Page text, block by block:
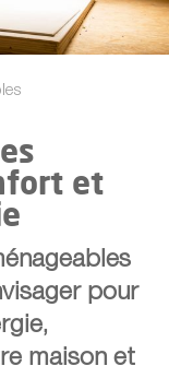
et
pour
maison et